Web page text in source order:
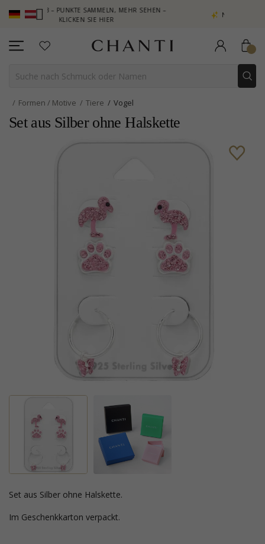
– PUNKTE SAMMELN, MEHR SEHEN –
KLICKEN SIE HIER
NEW COLLECTION | AURA
Formen / Motive Tiere Vogel
Set aus Silber ohne Halskette
Set aus Silber ohne Halskette.
Im Geschenkkarton verpackt.